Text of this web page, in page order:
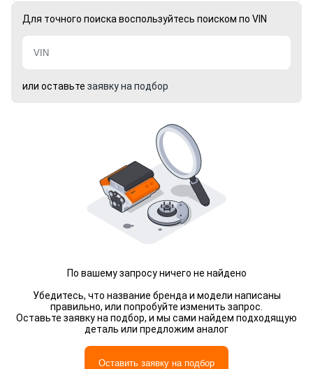
Для точного поиска воспользуйтесь поиском по VIN
или оставьте заявку на подбор
По вашему запросу ничего не найдено
Убедитесь, что название бренда и модели написаны
правильно, или попробуйте изменить запрос.
Оставьте заявку на подбор, и мы сами найдем подходящую
деталь или предложим аналог
Оставить заявку на подбор